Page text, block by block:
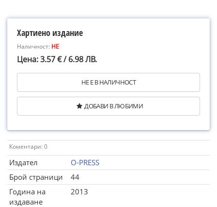
Хартиено издание
Наличност: НЕ
Цена: 3.57 € / 6.98 ЛВ.
НЕ Е В НАЛИЧНОСТ
ДОБАВИ В ЛЮБИМИ
Коментари: 0
Издател
O-PRESS
Брой страници
44
Година на
издаване
2013